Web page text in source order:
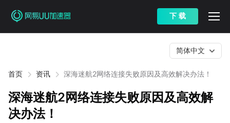
下 载
首页 资讯 深海迷航2网络连接失败原因及高效解决办法！
简体中文
深海迷航2网络连接失败原因及高效解
决办法！